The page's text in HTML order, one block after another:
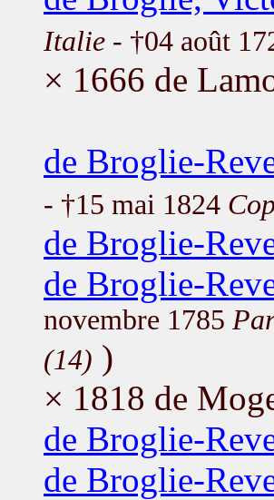
Italie - †04 août
× 1666 de
de Broglie-
- †15 mai 1824
de Broglie-
de Broglie-
novembre 1785
(14) )
× 1818 de
de Broglie-
de Broglie-